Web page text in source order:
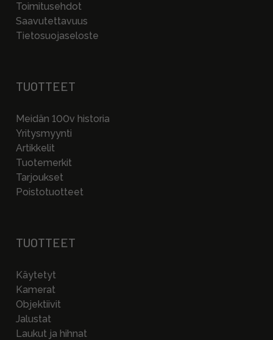
Toimitusehdot
Saavutettavuus
Tietosuojaseloste
TUOTTEET
Meidän 100v historia
Yritysmyynti
Artikkelit
Tuotemerkit
Tarjoukset
Poistotuotteet
TUOTTEET
Käytetyt
Kamerat
Objektiivit
Jalustat
Laukut ja hihnat